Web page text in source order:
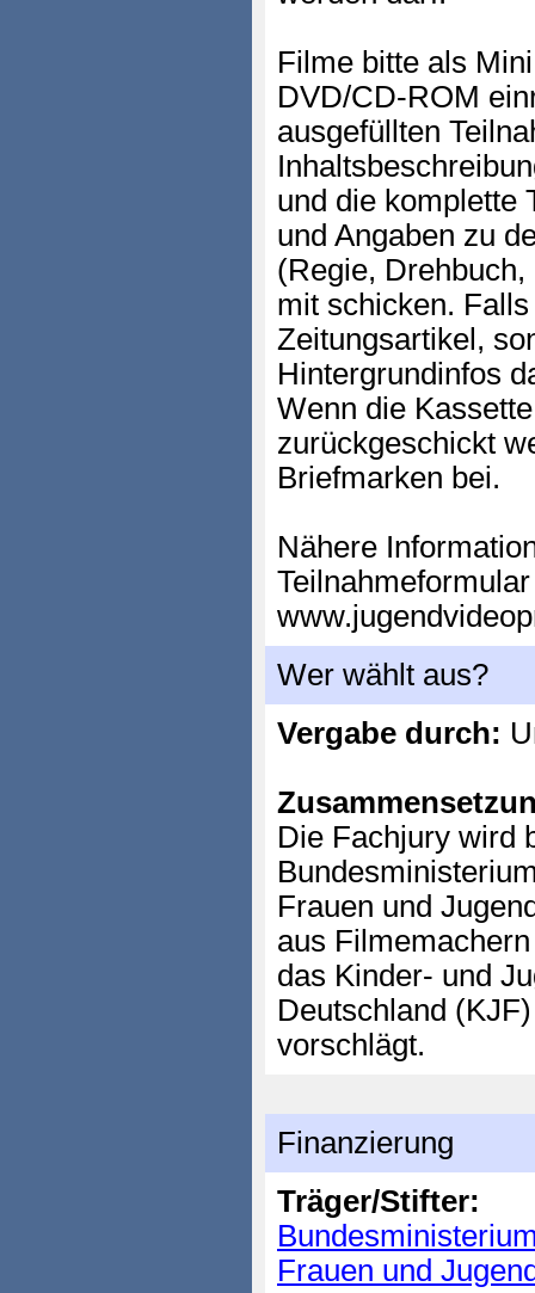
Filme bitte als
DVD/CD-ROM
ausgefüllten
und die komplette
und Angaben zu
(Regie,
mit schicken.
Zeitungsartikel,
Hintergrundinfos
Wenn die
zurückgeschickt
Briefmarken bei.
Nähere
Wer wählt aus?
Vergabe durch:
Die Fachjury wird
Frauen und
aus
das Kinder- und
Deutschland
vorschlägt.
Finanzierung
Träger/Stifter:
Frauen und